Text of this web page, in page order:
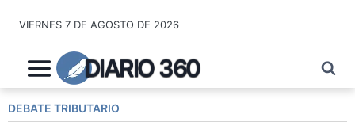
contenido
VIERNES 7 DE AGOSTO DE 2026
DIARIO 360
DEBATE TRIBUTARIO